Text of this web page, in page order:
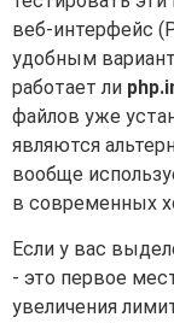
веб-интерфейс
удобным
работает ли
файлов уже
являются
вообще
в современных
Если у вас
- это первое
увеличения